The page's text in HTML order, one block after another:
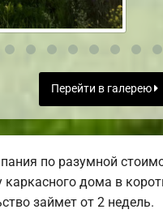
Перейти в галерею
по разумной
каркасного дома в
займет от 2 недель.